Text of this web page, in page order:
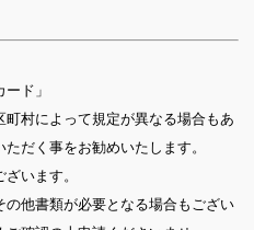
ド」
村によって規定が異なる場合もあ
だく事をお勧めいたします。
います。
他書類が必要となる場合もござい